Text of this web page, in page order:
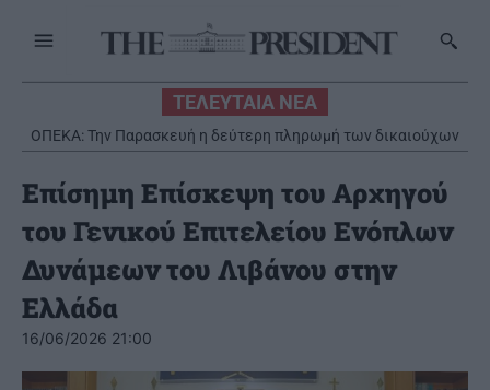
ΤΕΛΕΥΤΑΙΑ ΝΕΑ
ΟΠΕΚΑ: Την Παρασκευή η δεύτερη πληρωμή των δικαιούχων
του Λογαριασμού Αγροτικής Εστίας
Επίσημη Επίσκεψη του Αρχηγού
του Γενικού Επιτελείου Ενόπλων
Δυνάμεων του Λιβάνου στην
Ελλάδα
16/06/2026 21:00